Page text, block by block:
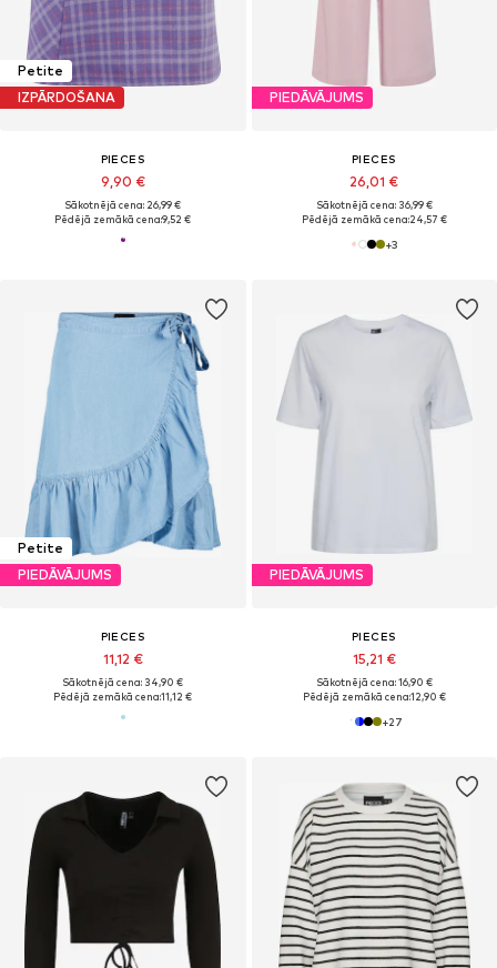
Petite
IZPĀRDOŠANA
PIECES
9,90 €
Sākotnējā cena: 26,99 €
Pēdējā zemākā cena:9,52 €
PIEDĀVĀJUMS
PIECES
26,01 €
Sākotnējā cena: 36,99 €
Pēdējā zemākā cena:24,57 €
+3
Petite
PIEDĀVĀJUMS
PIECES
11,12 €
Sākotnējā cena: 34,90 €
Pēdējā zemākā cena:11,12 €
PIEDĀVĀJUMS
PIECES
15,21 €
Sākotnējā cena: 16,90 €
Pēdējā zemākā cena:12,90 €
+27